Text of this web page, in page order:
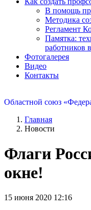
В помощь
Методика
Регламент
Памятка:
работников
Фотогалерея
Видео
Контакты
Областной союз
Главная
Новости
Флаги
окне!
15 июня 2020 12:16